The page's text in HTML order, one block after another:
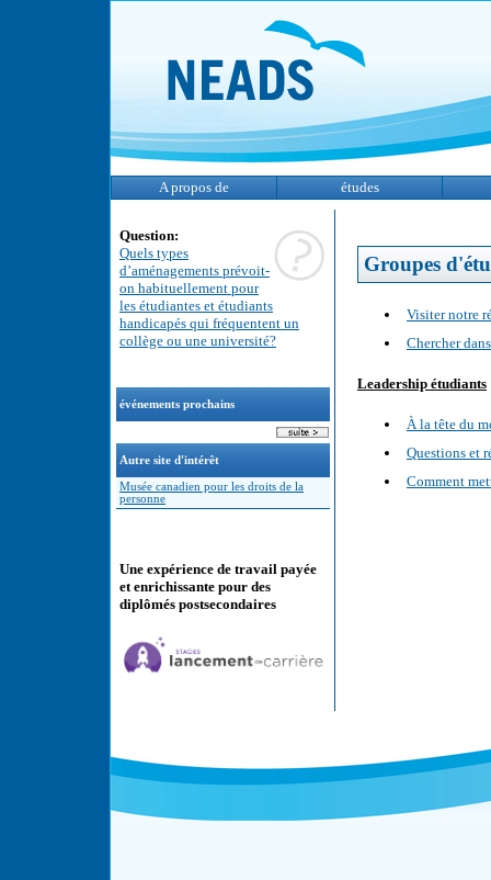
A propos de études
Question:
Quels types
d’aménagements prévoit-
on habituellement pour
les étudiantes et étudiants
handicapés qui fréquentent un
collège ou une université?
événements prochains
Autre site d'intérêt
Musée canadien pour les droits de la
personne
Une expérience de travail payée
et enrichissante pour des
diplômés postsecondaires
Groupes
Visiter notre
Chercher
Leadership étudiants
À la tête du
Questions et
Comment